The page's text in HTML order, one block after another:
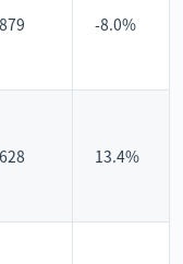
-8.0%
13.4%